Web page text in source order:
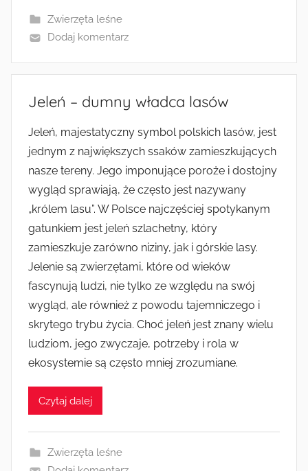
Zwierzęta leśne
Dodaj komentarz
Jeleń – dumny władca lasów
Jeleń, majestatyczny symbol polskich lasów, jest
jednym z największych ssaków zamieszkujących
nasze tereny. Jego imponujące poroże i dostojny
wygląd sprawiają, że często jest nazywany
„królem lasu”. W Polsce najczęściej spotykanym
gatunkiem jest jeleń szlachetny, który
zamieszkuje zarówno niziny, jak i górskie lasy.
Jelenie są zwierzętami, które od wieków
fascynują ludzi, nie tylko ze względu na swój
wygląd, ale również z powodu tajemniczego i
skrytego trybu życia. Choć jeleń jest znany wielu
ludziom, jego zwyczaje, potrzeby i rola w
ekosystemie są często mniej zrozumiane.
Czytaj dalej
Zwierzęta leśne